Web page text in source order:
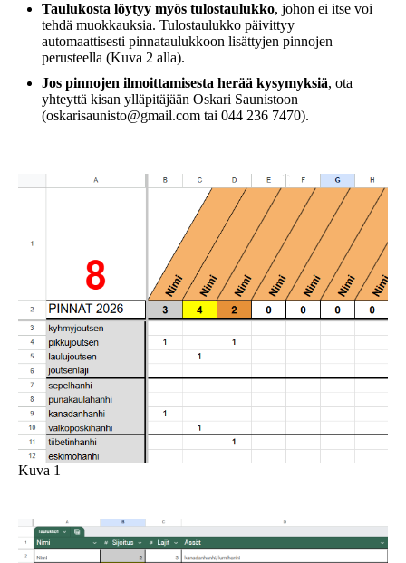
Taulukosta löytyy myös tulostaulukko, johon ei itse voi
tehdä muokkauksia. Tulostaulukko päivittyy
automaattisesti pinnataulukkoon lisättyjen pinnojen
perusteella (Kuva 2 alla).
Jos pinnojen ilmoittamisesta herää kysymyksiä, ota
yhteyttä kisan ylläpitäjään Oskari Saunistoon
(oskarisaunisto@gmail.com tai 044 236 7470).
Kuva 1